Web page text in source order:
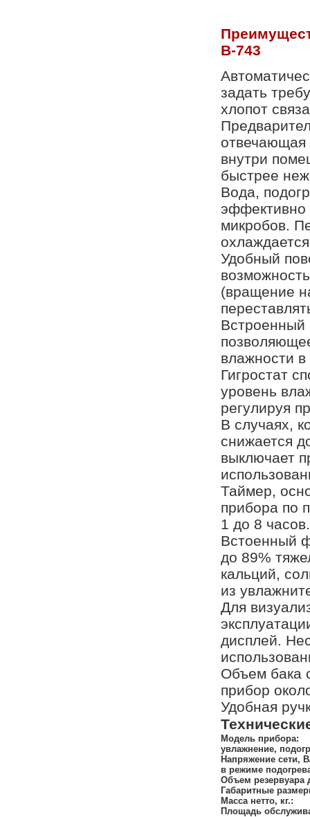
B-743
задать
хлопот
отвечающая
внутри
быстрее
Вода,
эффективно
микробов.
Удобный
(вращение
Встроенный
влажности
Гигростат
уровень
регулируя
В случаях,
снижается
выключает
Таймер,
прибора по
1 до 8
Встоенный
до 89%
кальций,
из
Для
дисплей.
Объем бака
прибор
Удобная
Модель прибора:
увлажнение,
Напряжение сети,
в режиме
Объем резервуара
Габаритные
Масса нетто, кг.:
Площадь